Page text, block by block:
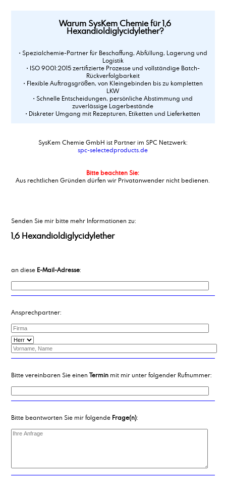
Warum SysKem Chemie für 1,6
Hexandioldiglycidylether?
• Spezialchemie-Partner für Beschaffung, Abfüllung, Lagerung und
Logistik
• ISO 9001:2015 zertifizierte Prozesse und vollständige Batch-
Rückverfolgbarkeit
• Flexible Auftragsgrößen, von Kleingebinden bis zu kompletten
LKW
• Schnelle Entscheidungen, persönliche Abstimmung und
zuverlässige Lagerbestände
• Diskreter Umgang mit Rezepturen, Etiketten und Lieferketten
SysKem Chemie GmbH ist Partner im SPC Netzwerk:
spc-selectedproducts.de
Bitte beachten Sie:
Aus rechtlichen Gründen dürfen wir Privatanwender nicht bedienen.
Senden Sie mir bitte mehr Informationen zu:
1,6 Hexandioldiglycidylether
an diese E-Mail-Adresse:
Ansprechpartner:
Bitte vereinbaren Sie einen Terminmit mir unter folgender Rufnummer:
Bitte beantworten Sie mir folgende Frage(n):